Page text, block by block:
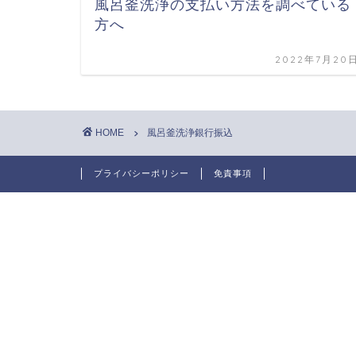
風呂釜洗浄の支払い方法を調べている
方へ
2022年7月20
HOME 風呂釜洗浄銀行振込
プライバシーポリシー 免責事項